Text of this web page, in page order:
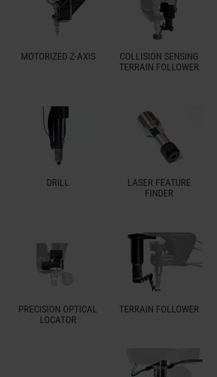
MOTORIZED Z-AXIS
COLLISION SENSING
TERRAIN FOLLOWER
DRILL
LASER FEATURE
FINDER
PRECISION OPTICAL
LOCATOR
TERRAIN FOLLOWER